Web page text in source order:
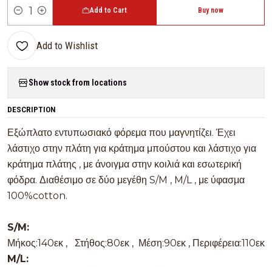
Quantity
Add to Cart Buy now
Add to Wishlist
Show stock from locations
DESCRIPTION
Εξώπλατο εντυπωσιακό φόρεμα που μαγνητίζει. Έχει
λάστιχο στην πλάτη για κράτημα μπούστου και λάστιχο για
κράτημα πλάτης , με άνοιγμα στην κοιλιά και εσωτερική
φόδρα. Διαθέσιμο σε δύο μεγέθη S/M , M/L , με ύφασμα
100%cotton.
S/M:
Μήκος:140εκ , Στήθος:80εκ , Μέση:90εκ , Περιφέρεια:110εκ
M/L: